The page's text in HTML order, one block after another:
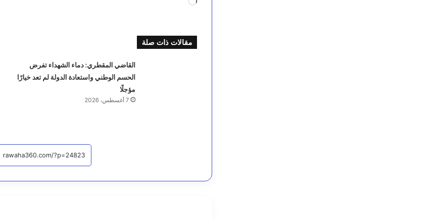
جاري
مقالات ذات صلة
القاضي المقطري: دماء الشهداء تفرض
الحسم الوطني واستعادة الدولة لم تعد خيارًا
مؤجلًا
7 أغسطس، 2026